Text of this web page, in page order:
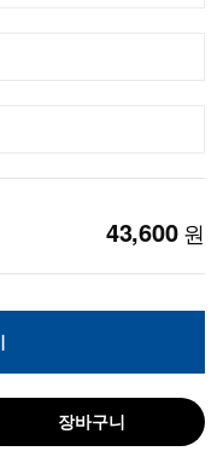
43,600 원
장바구니